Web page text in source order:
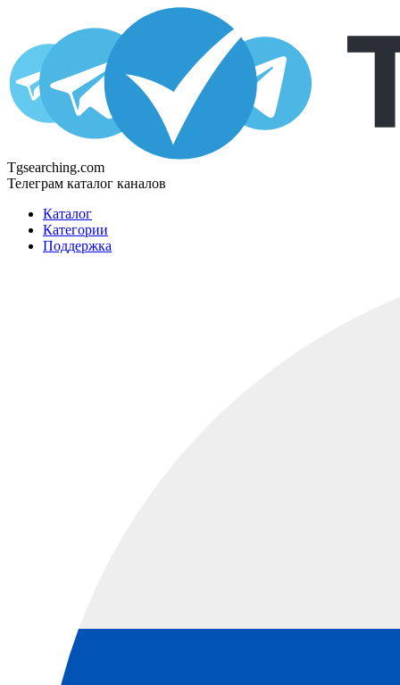
Tgsearching.com
Телеграм каталог каналов
Каталог
Категории
Поддержка